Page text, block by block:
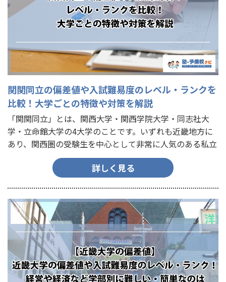
関関同立の偏差値や入試難易度のレベル・ランクを
比較！大学ごとの特徴や対策を解説
「関関同立」とは、関西大学・関西学院大学・同志社大
学・立命館大学の4大学のことです。いずれも近畿地方に
あり、関西圏の受験生を中心として非常に人気のある私立
大学群です。 今回は、関関同立の偏差値や特徴、対策方法
などを紹介し…
詳しく見る